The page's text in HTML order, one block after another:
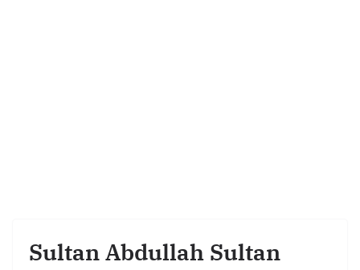
Sultan Abdullah Sultan